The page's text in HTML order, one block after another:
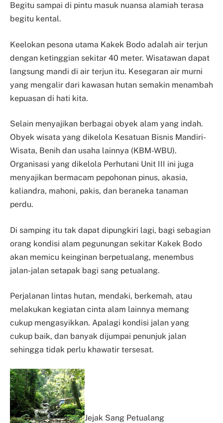
Begitu sampai di pintu masuk nuansa alamiah terasa
begitu kental.
Keelokan pesona utama Kakek Bodo adalah air terjun
dengan ketinggian sekitar 40 meter. Wisatawan dapat
langsung mandi di air terjun itu. Kesegaran air murni
yang mengalir dari kawasan hutan semakin menambah
kepuasan di hati kita.
Selain menyajikan berbagai obyek alam yang indah.
Obyek wisata yang dikelola Kesatuan Bisnis Mandiri-
Wisata, Benih dan usaha lainnya (KBM-WBU).
Organisasi yang dikelola Perhutani Unit III ini juga
menyajikan bermacam pepohonan pinus, akasia,
kaliandra, mahoni, pakis, dan beraneka tanaman
perdu.
Di samping itu tak dapat dipungkiri lagi, bagi sebagian
orang kondisi alam pegunungan sekitar Kakek Bodo
akan memicu keinginan berpetualang, menembus
jalan-jalan setapak bagi sang petualang.
Perjalanan lintas hutan, mendaki, berkemah, atau
melakukan kegiatan cinta alam lainnya memang
cukup mengasyikkan. Apalagi kondisi jalan yang
cukup baik, dan banyak dijumpai penunjuk jalan
sehingga tidak perlu khawatir tersesat.
Jejak Sang Petualang